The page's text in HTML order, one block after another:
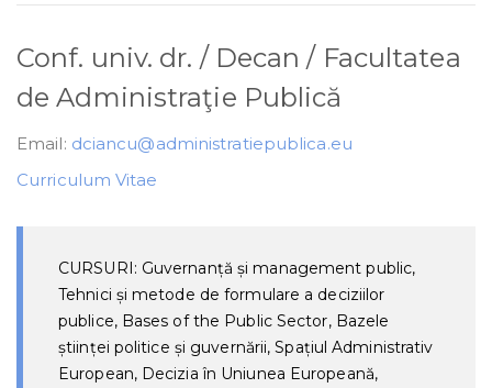
Conf. univ. dr. / Decan / Facultatea
de Administraţie Publică
Email: dciancu@administratiepublica.eu
Curriculum Vitae
CURSURI: Guvernanță și management public,
Tehnici și metode de formulare a deciziilor
publice, Bases of the Public Sector, Bazele
științei politice și guvernării, Spațiul Administrativ
European, Decizia în Uniunea Europeană,